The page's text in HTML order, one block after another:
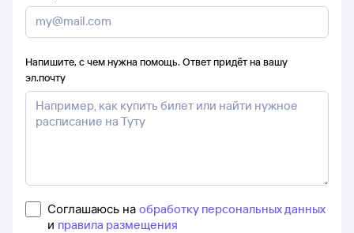
Напишите, с чем нужна помощь. Ответ придёт на вашу
эл.почту
Соглашаюсь на обработку персональных данных
и правила размещения